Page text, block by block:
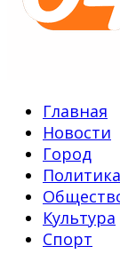
Главная
Новости
Город
Политика
Культура
Спорт